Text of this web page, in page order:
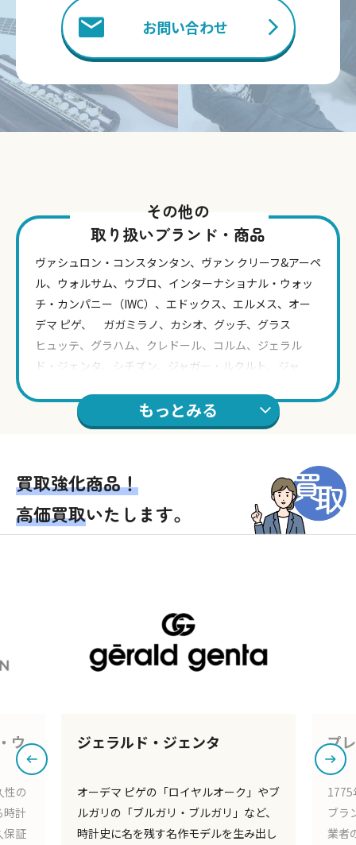
お問い合わせ
もっとみる
その他の
取り扱いブランド・商品
ヴァシュロン・コンスタンタン、ヴァン クリーフ&アーペ
ル、ウォルサム、ウブロ、インターナショナル・ウォッ
チ・カンパニー（IWC）、エドックス、エルメス、オー
デマ ピゲ、 ガガミラノ、カシオ、グッチ、グラス
ヒュッテ、グラハム、クレドール、コルム、ジェラル
ド・ジェンタ、シチズン、ジャガー・ルクルト、ジャ
ル・ペルゴ、ゼニス、タグホイヤー、チュードル、ティ
ファニー、パテック・フィリップ、パネライ、ハミルト
ラー、ブランパン、ブライトリング、ブレゲ、フレデ
リック・コンスタント、ベル&ロス、ボーム&メルシエ、
ユリス・ナルダン、ラドー、ランゲ&ゾーネ、リシャー
ル・ミル、ルイ・ヴィトン、ロジェ・デュブイ、ロンジ
買取強化商品！
高価買取いたします。
ェンタ
イヤルオーク」やブ
・ブルガリ」など、
作モデルを生み出し
プレゲ
1775年創業の歴史を持ち、世界5大時
ブランドに名を連ねるブランドです。
業者の天才時計技師アブラアン-ルイ・